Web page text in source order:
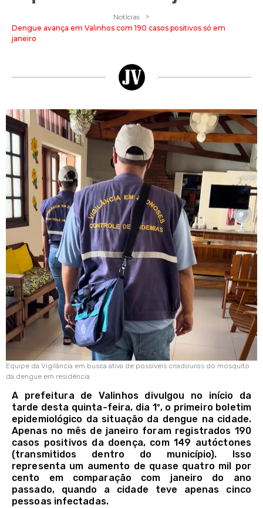
Notícias >
Dengue avança em Valinhos com 190 casos positivos só em
janeiro
Equipe da Vigilância em busca ativa de possíveis criadouros do mosquito
da dengue em residência
A prefeitura de Valinhos divulgou no início da
tarde desta quinta-feira, dia 1º, o primeiro boletim
epidemiológico da situação da dengue na cidade.
Apenas no mês de janeiro foram registrados 190
casos positivos da doença, com 149 autóctones
(transmitidos dentro do município). Isso
representa um aumento de quase quatro mil por
cento em comparação com janeiro do ano
passado, quando a cidade teve apenas cinco
pessoas infectadas.